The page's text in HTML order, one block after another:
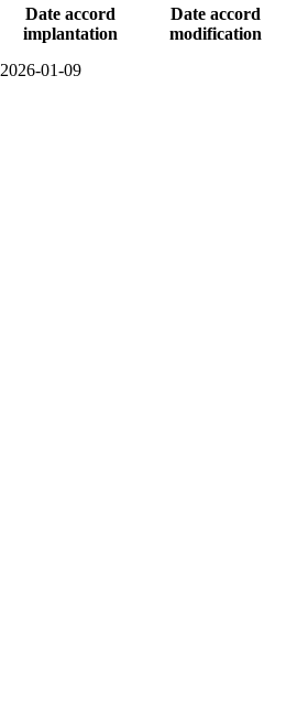
Date accord
implantation
Date accord
modification
2026-01-09